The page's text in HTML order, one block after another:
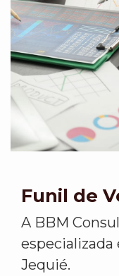
Funil de
A BBM
Jequié.